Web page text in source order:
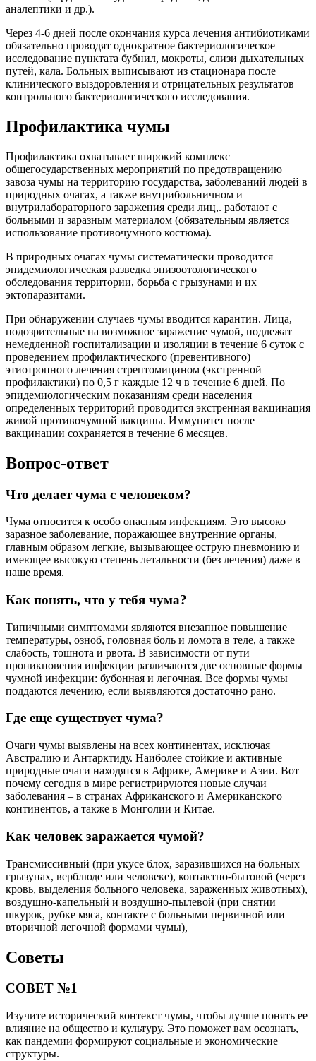
аналептики и др.).
Через 4-6 дней после окончания курса лечения антибиотиками
обязательно проводят однократное бактериологическое
исследование пунктата бубнил, мокроты, слизи дыхательных
путей, кала. Больных выписывают из стационара после
клинического выздоровления и отрицательных результатов
контрольного бактериологического исследования.
Профилактика чумы
Профилактика охватывает широкий комплекс
общегосударственных мероприятий по предотвращению
завоза чумы на территорию государства, заболеваний людей в
природных очагах, а также внутрибольничном и
внутрилабораторного заражения среди лиц,. работают с
больными и заразным материалом (обязательным является
использование противочумного костюма).
В природных очагах чумы систематически проводится
эпидемиологическая разведка эпизоотологического
обследования территории, борьба с грызунами и их
эктопаразитами.
При обнаружении случаев чумы вводится карантин. Лица,
подозрительные на возможное заражение чумой, подлежат
немедленной госпитализации и изоляции в течение 6 суток с
проведением профилактического (превентивного)
этиотропного лечения стрептомицином (экстренной
профилактики) по 0,5 г каждые 12 ч в течение 6 дней. По
эпидемиологическим показаниям среди населения
определенных территорий проводится экстренная вакцинация
живой противочумной вакцины. Иммунитет после
вакцинации сохраняется в течение 6 месяцев.
Вопрос-ответ
Что делает чума с человеком?
Чума относится к особо опасным инфекциям. Это высоко
заразное заболевание, поражающее внутренние органы,
главным образом легкие, вызывающее острую пневмонию и
имеющее высокую степень летальности (без лечения) даже в
наше время.
Как понять, что у тебя чума?
Типичными симптомами являются внезапное повышение
температуры, озноб, головная боль и ломота в теле, а также
слабость, тошнота и рвота. В зависимости от пути
проникновения инфекции различаются две основные формы
чумной инфекции: бубонная и легочная. Все формы чумы
поддаются лечению, если выявляются достаточно рано.
Где еще существует чума?
Очаги чумы выявлены на всех континентах, исключая
Австралию и Антарктиду. Наиболее стойкие и активные
природные очаги находятся в Африке, Америке и Азии. Вот
почему сегодня в мире регистрируются новые случаи
заболевания – в странах Африканского и Американского
континентов, а также в Монголии и Китае.
Как человек заражается чумой?
Трансмиссивный (при укусе блох, заразившихся на больных
грызунах, верблюде или человеке), контактно-бытовой (через
кровь, выделения больного человека, зараженных животных),
воздушно-капельный и воздушно-пылевой (при снятии
шкурок, рубке мяса, контакте с больными первичной или
вторичной легочной формами чумы),
Советы
СОВЕТ №1
Изучите исторический контекст чумы, чтобы лучше понять ее
влияние на общество и культуру. Это поможет вам осознать,
как пандемии формируют социальные и экономические
структуры.